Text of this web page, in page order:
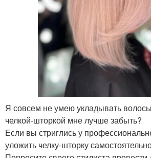
Я совсем не умею укладывать
челкой-шторкой мне лучше забыть?
Если вы стриглись у
уложить челку-шторку